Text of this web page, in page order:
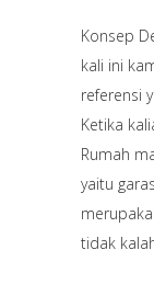
Konsep
kali ini
referensi
Ketika
Rumah
yaitu
tidak